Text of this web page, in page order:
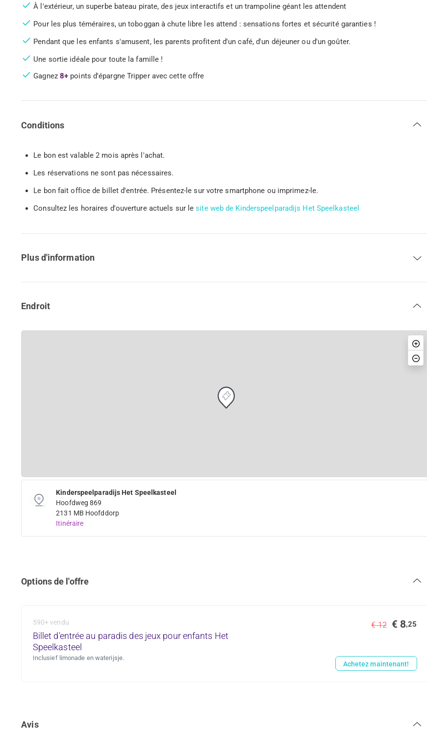
À l'extérieur, un superbe bateau pirate, des jeux interactifs et un trampoline géant les attendent
Pour les plus téméraires, un toboggan à chute libre les attend : sensations fortes et sécurité garanties !
Pendant que les enfants s'amusent, les parents profitent d'un café, d'un déjeuner ou d'un goûter.
Une sortie idéale pour toute la famille !
Gagnez 8+ points d'épargne Tripper avec cette offre
Conditions
Le bon est valable 2 mois après l'achat.
Les réservations ne sont pas nécessaires.
Le bon fait office de billet d'entrée. Présentez-le sur votre smartphone ou imprimez-le.
Consultez les horaires d'ouverture actuels sur lesite web de Kinderspeelparadijs Het Speelkasteel
Plus d'information
Endroit
Kinderspeelparadijs Het Speelkasteel
Hoofdweg 869
2131 MB Hoofddorp
Itinéraire
Options de l'offre
590+ vendu
Billet d'entrée au paradis des jeux pour enfants Het
Speelkasteel
Inclusief limonade en waterijsje.
€ 12 € 8,25
Achetez maintenant!
Avis